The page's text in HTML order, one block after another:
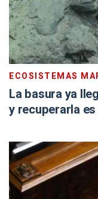
ECOSISTEMAS
La basura ya
y recuperarla